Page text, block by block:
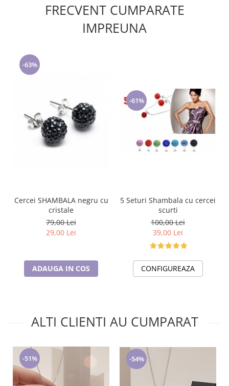
FRECVENT CUMPARATE
IMPREUNA
-63%
Cercei SHAMBALA negru cu
cristale
79,00 Lei
29,00 Lei
ADAUGA IN COS
-61%
5 Seturi Shambala cu cercei
scurti
100,00 Lei
39,00 Lei
CONFIGUREAZA
ALTI CLIENTI AU CUMPARAT
-51% -54%